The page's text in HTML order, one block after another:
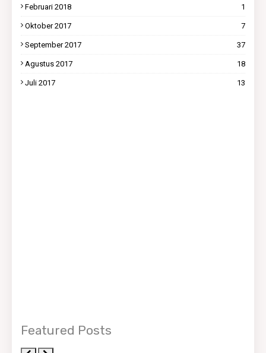
Februari 2018 1
Oktober 2017 7
September 2017 37
Agustus 2017 18
Juli 2017 13
Featured Posts